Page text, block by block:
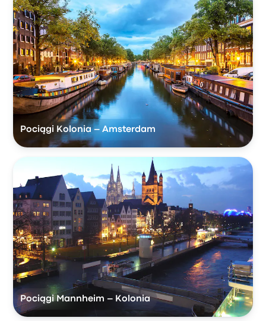
Pociągi Kolonia – Amsterdam
Pociągi Mannheim – Kolonia